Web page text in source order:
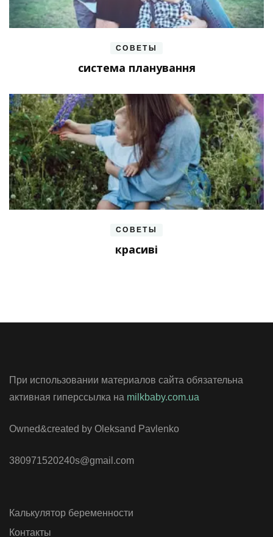
СОВЕТЫ
система планування
СОВЕТЫ
красиві
При использовании материалов сайта обязательна
активная гиперссылка на milkbaby.com.ua
Owned&created by Oleksand Pavlenko
380971520240s@gmail.com
Калькулятор беременности
Контакты